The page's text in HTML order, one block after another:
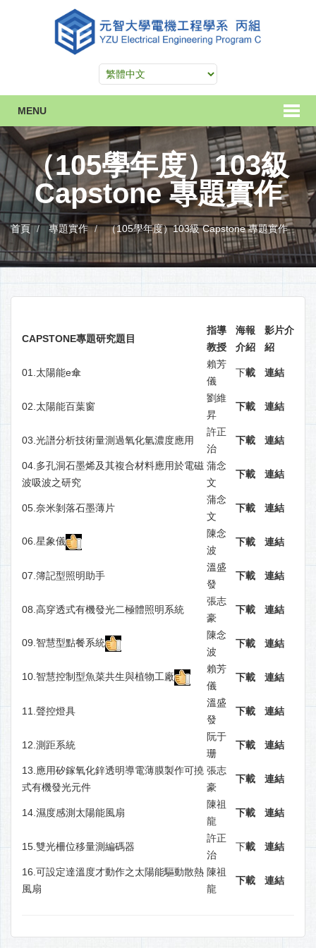
MENU
（105學年度）103級
Capstone 專題實作
首頁 專題實作 （105學年度）103級 Capstone 專題實作
CAPSTONE專題研究題目
指導
教授
海報
介紹
影片介
紹
01.太陽能e傘
賴芳
儀
下載 連結
02.太陽能百葉窗
劉維
昇
下載 連結
03.光譜分析技術量測過氧化氫濃度應用
許正
治
下載 連結
04.多孔洞石墨烯及其複合材料應用於電磁
波吸波之研究
蒲念
文
下載 連結
05.奈米剝落石墨薄片
蒲念
文
下載 連結
06.星象儀
陳念
波
下載 連結
07.簿記型照明助手
溫盛
發
下載 連結
08.高穿透式有機發光二極體照明系統
張志
豪
下載 連結
09.智慧型點餐系統
陳念
波
下載 連結
10.智慧控制型魚菜共生與植物工廠
賴芳
儀
下載 連結
11.聲控燈具
溫盛
發
下載 連結
12.測距系統
阮于
珊
下載 連結
13.應用矽鎵氧化鋅透明導電薄膜製作可撓
式有機發光元件
張志
豪
下載 連結
14.濕度感測太陽能風扇
陳祖
龍
下載 連結
15.雙光柵位移量測編碼器
許正
治
下載 連結
16.可設定達溫度才動作之太陽能驅動散熱
風扇
陳祖
龍
下載 連結